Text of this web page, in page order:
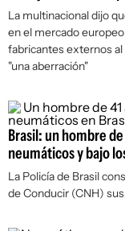
La multinacional dijo
en el mercado
fabricantes externos
"una aberración"
Brasil: un hombre
neumáticos y bajo
La Policía de Brasil
de Conducir (CNH)